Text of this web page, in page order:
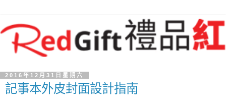
2016年12月31日星期六
記事本外皮封面設計指南